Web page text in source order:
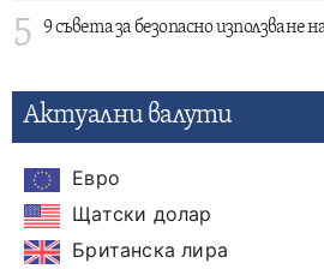
5 9 съвета за безопасно използване
Актуални валути
Евро
Щатски долар
Британска лира